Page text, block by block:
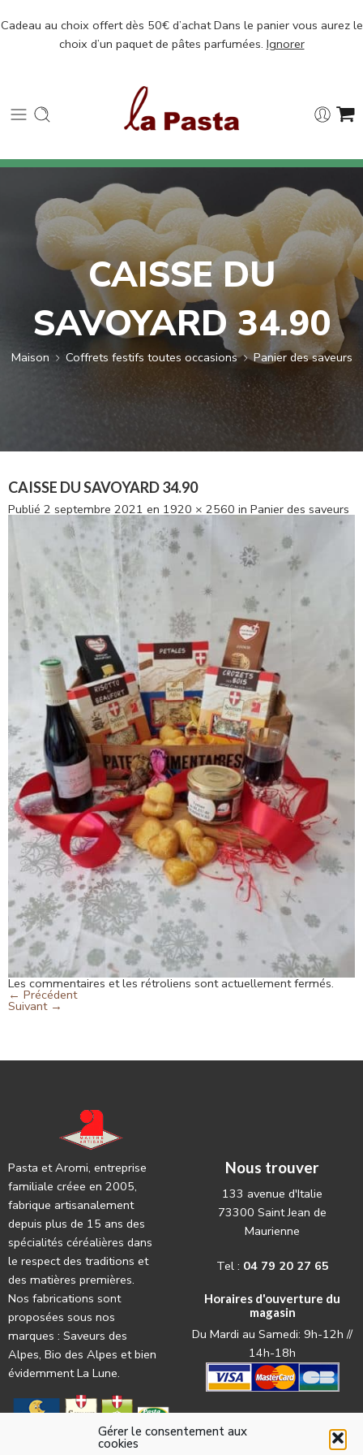
Gérer le consentement aux
cookies
Cadeau au choix offert dès 50€ d’achat Dans le panier vous aurez le
choix d’un paquet de pâtes parfumées. Ignorer
CAISSE DU
SAVOYARD 34.90
Maison Coffrets festifs toutes occasions Panier des saveurs
CAISSE DU SAVOYARD 34.90
Publié 2 septembre 2021 en 1920 × 2560 in Panier des saveurs
Les commentaires et les rétroliens sont actuellement fermés.
← Précédent
Suivant →
Pasta et Aromi, entreprise
familiale créee en 2005,
fabrique artisanalement
depuis plus de 15 ans des
spécialités céréalières dans
le respect des traditions et
des matières premières.
Nos fabrications sont
proposées sous nos
marques : Saveurs des
Alpes, Bio des Alpes et bien
évidemment La Lune.
Nous trouver
133 avenue d'Italie
73300 Saint Jean de
Maurienne
Tel : 04 79 20 27 65
Horaires d'ouverture du
magasin
Du Mardi au Samedi: 9h-12h //
14h-18h